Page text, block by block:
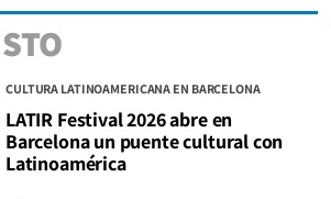
CULTURA LATINOAMERICANA EN BARCELONA
LATIR Festival 2026 abre en
Barcelona un puente cultural con
Latinoamérica